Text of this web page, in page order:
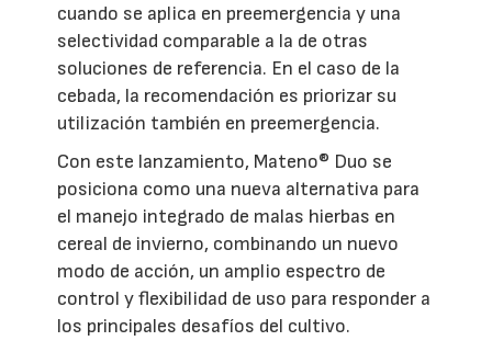
cuando se aplica en preemergencia y una
selectividad comparable a la de otras
soluciones de referencia. En el caso de la
cebada, la recomendación es priorizar su
utilización también en preemergencia.
Con este lanzamiento, Mateno® Duo se
posiciona como una nueva alternativa para
el manejo integrado de malas hierbas en
cereal de invierno, combinando un nuevo
modo de acción, un amplio espectro de
control y flexibilidad de uso para responder a
los principales desafíos del cultivo.